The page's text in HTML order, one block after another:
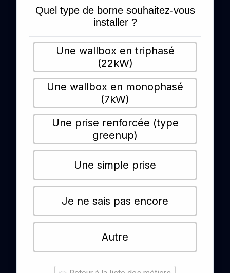
Quel type de borne souhaitez-vous
installer ?
Une wallbox en triphasé
(22kW)
Une wallbox en monophasé
(7kW)
Une prise renforcée (type
greenup)
Une simple prise
Je ne sais pas encore
Autre